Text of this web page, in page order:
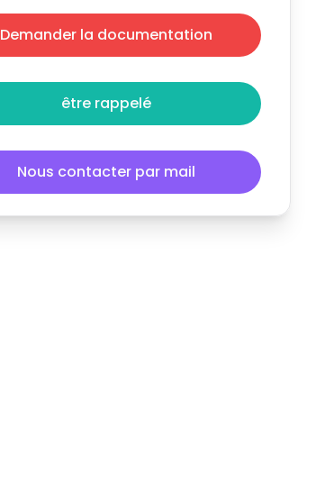
Demander la documentation
être rappelé
Nous contacter par mail